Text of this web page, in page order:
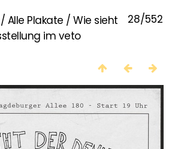
28/552
/ Alle Plakate / Wie sieht
im veto